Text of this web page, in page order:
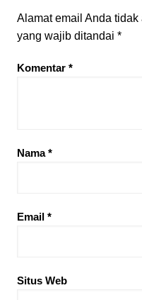
Alamat email Anda
yang wajib ditandai *
Komentar *
Nama*
Email *
Situs Web